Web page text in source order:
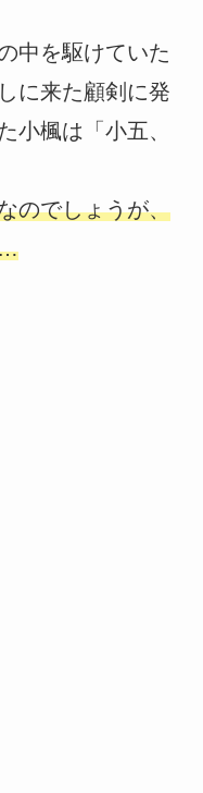
中を駆けていた
に来た顧剣に発
小楓は「小五、
のでしょうが、
…